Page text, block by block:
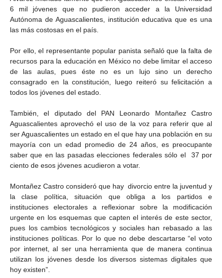
6 mil jóvenes que no pudieron acceder a la Universidad
Autónoma de Aguascalientes, institución educativa que es una
las más costosas en el país.
Por ello, el representante popular panista señaló que la falta de
recursos para la educación en México no debe limitar el acceso
de las aulas, pues éste no es un lujo sino un derecho
consagrado en la constitución, luego reiteró su felicitación a
todos los jóvenes del estado.
También, el diputado del PAN Leonardo Montañez Castro
Aguascalientes aprovechó el uso de la voz para referir que al
ser Aguascalientes un estado en el que hay una población en su
mayoría con un edad promedio de 24 años, es preocupante
saber que en las pasadas elecciones federales sólo el 37 por
ciento de esos jóvenes acudieron a votar.
Montañez Castro consideró que hay divorcio entre la juventud y
la clase política, situación que obliga a los partidos e
instituciones electorales a reflexionar sobre la modificación
urgente en los esquemas que capten el interés de este sector,
pues los cambios tecnológicos y sociales han rebasado a las
instituciones políticas. Por lo que no debe descartarse “el voto
por internet, al ser una herramienta que de manera continua
utilizan los jóvenes desde los diversos sistemas digitales que
hoy existen”.